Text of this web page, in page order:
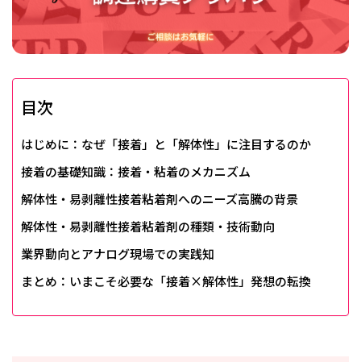
目次
はじめに：なぜ「接着」と「解体性」に注目するのか
接着の基礎知識：接着・粘着のメカニズム
解体性・易剥離性接着粘着剤へのニーズ高騰の背景
解体性・易剥離性接着粘着剤の種類・技術動向
業界動向とアナログ現場での実践知
まとめ：いまこそ必要な「接着×解体性」発想の転換